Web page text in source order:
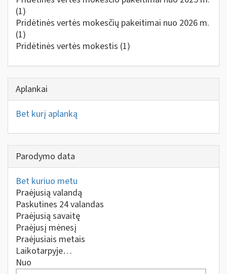
(1)
Pridėtinės vertės mokesčių pakeitimai nuo 2026 m.
(1)
Pridėtinės vertės mokestis (1)
Aplankai
Bet kurį aplanką
Parodymo data
Bet kuriuo metu
Praėjusią valandą
Paskutines 24 valandas
Praėjusią savaitę
Praėjusį mėnesį
Praėjusiais metais
Laikotarpyje…
Nuo